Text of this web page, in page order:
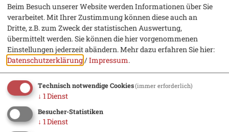
NEU - Kieferbalance – Entspannung
für Kiefer, Nacken und Schultern
Beim Besuch unserer Website werden Informationen über Sie
verarbeitet. Mit Ihrer Zustimmung können diese auch an
Dritte, z.B. zum Zweck der statistischen Auswertung,
übermittelt werden. Sie können die hier vorgenommenen
Einstellungen jederzeit abändern.Mehr dazu erfahren Sie hier:
Datenschutzerklärung/Impressum.
Technisch notwendige Cookies(immer erforderlich)
↓ 1 Dienst
Besucher-Statistiken
↓ 1 Dienst